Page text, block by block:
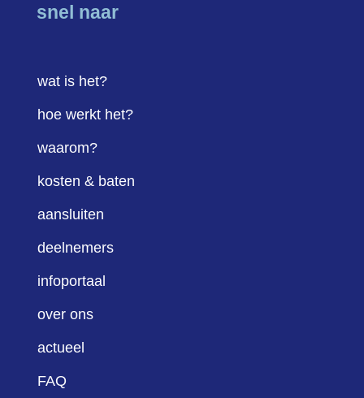
snel naar
wat is het?
hoe werkt het?
waarom?
kosten & baten
aansluiten
deelnemers
infoportaal
over ons
actueel
FAQ